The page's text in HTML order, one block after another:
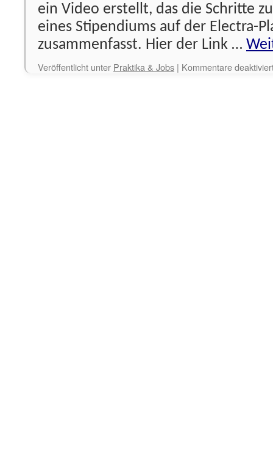
ein Video erstellt, das die Schritte
eines Stipendiums auf der Electra-
zusammenfasst. Hier der Link …
Veröffentlicht unter Praktika & Jobs | Kommentare